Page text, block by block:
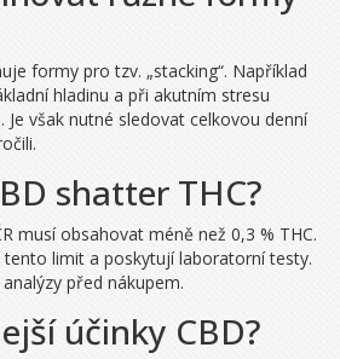
formy pro tzv. „stacking“. Například
hladinu a při akutním stresu
však nutné sledovat celkovou denní
shatter THC?
musí obsahovat méně než 0,3 % THC.
tento limit a poskytují laboratorní testy.
před nákupem.
účinky CBD?